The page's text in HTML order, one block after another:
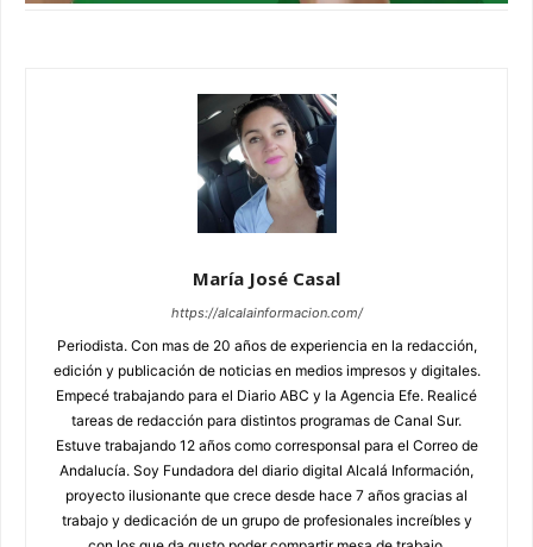
María José Casal
https://alcalainformacion.com/
Periodista. Con mas de 20 años de experiencia en la redacción,
edición y publicación de noticias en medios impresos y digitales.
Empecé trabajando para el Diario ABC y la Agencia Efe. Realicé
tareas de redacción para distintos programas de Canal Sur.
Estuve trabajando 12 años como corresponsal para el Correo de
Andalucía. Soy Fundadora del diario digital Alcalá Información,
proyecto ilusionante que crece desde hace 7 años gracias al
trabajo y dedicación de un grupo de profesionales increíbles y